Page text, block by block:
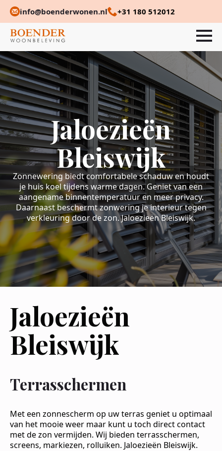
info@boenderwonen.nl +31 180 512012
Jaloezieën
Bleiswijk
Zonnewering biedt comfortabele schaduw en houdt
je huis koel tijdens warme dagen. Geniet van een
aangename binnentemperatuur en meer privacy.
Daarnaast beschermt zonwering je interieur tegen
verkleuring door de zon. Jaloezieën Bleiswijk.
Jaloezieën
Bleiswijk
Terrasschermen
Met een zonnescherm op uw terras geniet u optimaal
van het mooie weer maar kunt u toch direct contact
met de zon vermijden. Wij bieden terrasschermen,
screens, markiezen, rolluiken. Jaloezieën Bleiswijk.